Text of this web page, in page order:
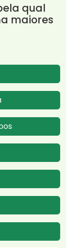
qual
maiores